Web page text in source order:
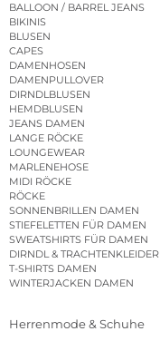
BALLOON / BARREL JEANS
BIKINIS
BLUSEN
CAPES
DAMENHOSEN
DAMENPULLOVER
DIRNDLBLUSEN
HEMDBLUSEN
JEANS DAMEN
LANGE RÖCKE
LOUNGEWEAR
MARLENEHOSE
MIDI RÖCKE
RÖCKE
SONNENBRILLEN DAMEN
STIEFELETTEN FÜR DAMEN
SWEATSHIRTS FÜR DAMEN
DIRNDL & TRACHTENKLEIDER
T-SHIRTS DAMEN
WINTERJACKEN DAMEN
Herrenmode & Schuhe